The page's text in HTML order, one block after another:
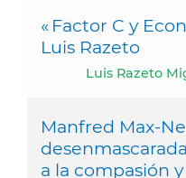
« Factor C y
Luis Razeto
Luis Razeto
Manfred Max-
a la compasión